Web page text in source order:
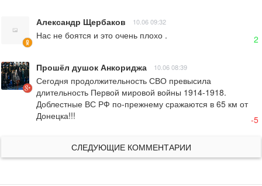
Александр Щербаков 10.06 09:32
Нас не боятся и это очень плохо . 2
Прошёл душок Анкориджа 10.06 08:39
Сегодня продолжительность СВО превысила
длительность Первой мировой войны 1914-1918.
Доблестные ВС РФ по-прежнему сражаются в 65 км от
Донецка!!!
-5
СЛЕДУЮЩИЕ КОММЕНТАРИИ